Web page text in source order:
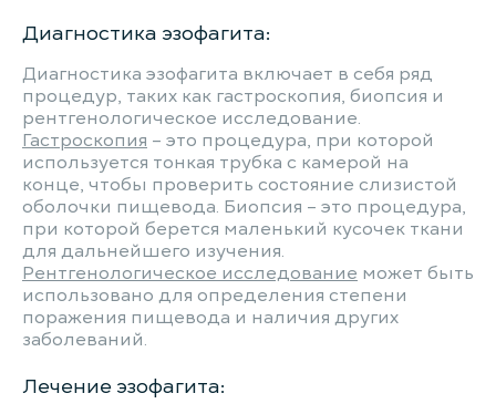
Диагностика эзофагита:
Диагностика эзофагита включает в себя ряд
процедур, таких как гастроскопия, биопсия и
рентгенологическое исследование.
Гастроскопия – это процедура, при которой
используется тонкая трубка с камерой на
конце, чтобы проверить состояние слизистой
оболочки пищевода. Биопсия – это процедура,
при которой берется маленький кусочек ткани
для дальнейшего изучения.
Рентгенологическое исследование может быть
использовано для определения степени
поражения пищевода и наличия других
заболеваний.
Лечение эзофагита: